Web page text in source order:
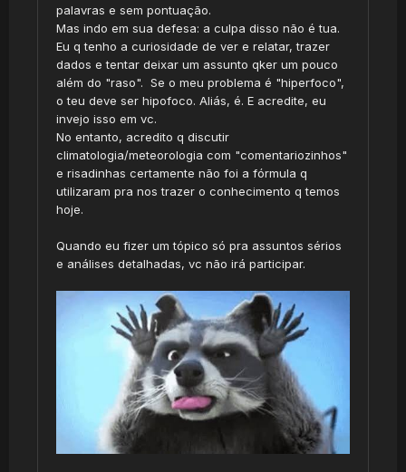
palavras e sem pontuação.
Mas indo em sua defesa: a culpa disso não é tua.
Eu q tenho a curiosidade de ver e relatar, trazer
dados e tentar deixar um assunto qker um pouco
além do "raso". Se o meu problema é "hiperfoco",
o teu deve ser hipofoco. Aliás, é. E acredite, eu
invejo isso em vc.
No entanto, acredito q discutir
climatologia/meteorologia com "comentariozinhos"
e risadinhas certamente não foi a fórmula q
utilizaram pra nos trazer o conhecimento q temos
hoje.
Quando eu fizer um tópico só pra assuntos sérios
e análises detalhadas, vc não irá participar.